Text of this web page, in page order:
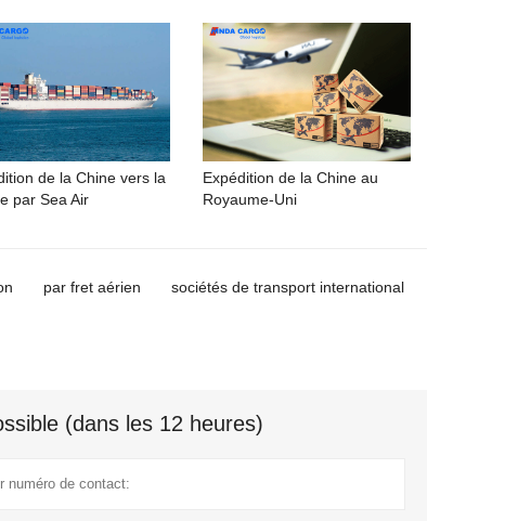
de la Chine vers la
par Sea Air
Expédition de la Chine au
Royaume-Uni
par fret aérien
sociétés de transport international
(dans les 12 heures)